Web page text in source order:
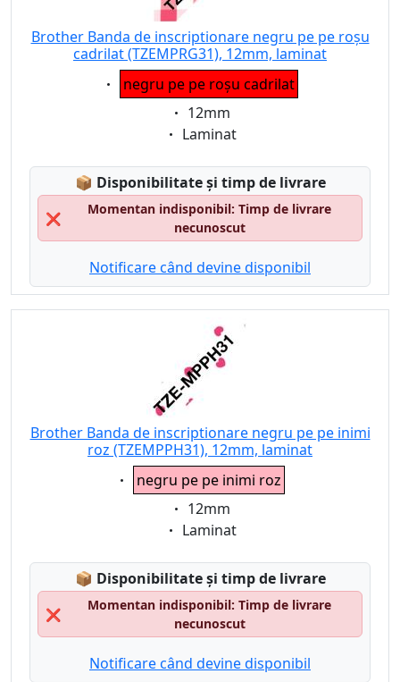
Brother Banda de inscriptionare negru pe pe roșu
cadrilat (TZEMPRG31), 12mm, laminat
Eigenschaft:
negru pe pe roșu cadrilat
Eigenschaft:
12mm
Eigenschaft:
Laminat
📦 Lagerstatus:
Disponibilitate și timp de livrare
❌
Momentan indisponibil: Timp de livrare
necunoscut
Notificare când devine disponibil
Brother Banda de inscriptionare negru pe pe inimi
roz (TZEMPPH31), 12mm, laminat
Eigenschaft:
negru pe pe inimi roz
Eigenschaft:
12mm
Eigenschaft:
Laminat
📦 Lagerstatus:
Disponibilitate și timp de livrare
❌
Momentan indisponibil: Timp de livrare
necunoscut
Notificare când devine disponibil